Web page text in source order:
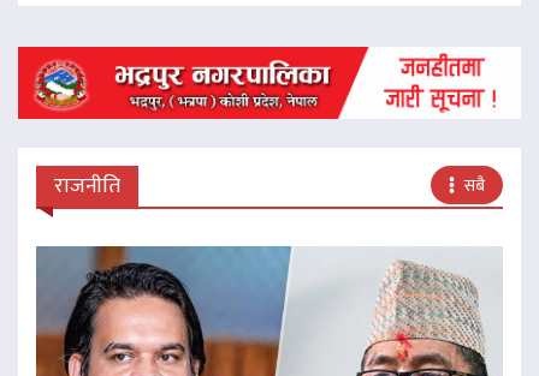
राजनीति सबै